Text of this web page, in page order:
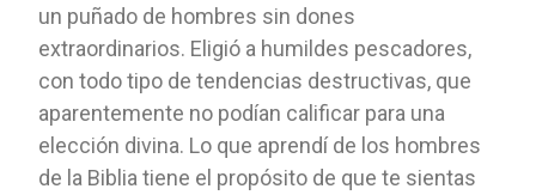
un puñado de hombres sin dones
extraordinarios. Eligió a humildes pescadores,
con todo tipo de tendencias destructivas, que
aparentemente no podían calificar para una
elección divina. Lo que aprendí de los hombres
de la Biblia tiene el propósito de que te sientas